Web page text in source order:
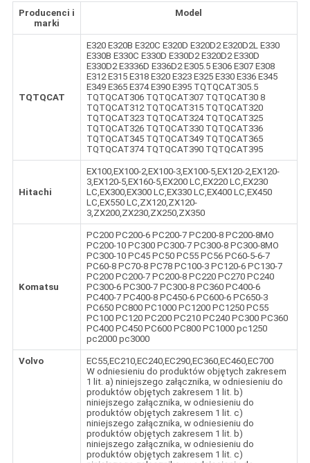
Producenci i
marki
Model
TQTQCAT
E320 E320B E320C E320D E320D2 E320D2L E330
E330B E330C E330D E330D2 E320D2 E330D
E330D2 E3336D E336D2 E305.5 E306 E307 E308
E312 E315 E318 E320 E323 E325 E330 E336 E345
E349 E365 E374 E390 E395 TQTQCAT305.5
TQTQCAT306 TQTQCAT307 TQTQCAT30 8
TQTQCAT312 TQTQCAT315 TQTQCAT320
TQTQCAT323 TQTQCAT324 TQTQCAT325
TQTQCAT326 TQTQCAT330 TQTQCAT336
TQTQCAT345 TQTQCAT349 TQTQCAT365
TQTQCAT374 TQTQCAT390 TQTQCAT395
Hitachi
EX100,EX100-2,EX100-3,EX100-5,EX120-2,EX120-
3,EX120-5,EX160-5,EX200 LC,EX220 LC,EX230
LC,EX300,EX300 LC,EX330 LC,EX400 LC,EX450
LC,EX550 LC,ZX120,ZX120-
3,ZX200,ZX230,ZX250,ZX350
Komatsu
PC200 PC200-6 PC200-7 PC200-8 PC200-8MO
PC200-10 PC300 PC300-7 PC300-8 PC300-8MO
PC300-10 PC45 PC50 PC55 PC56 PC60-5-6-7
PC60-8 PC70-8 PC78 PC100-3 PC120-6 PC130-7
PC200 PC200-7 PC200-8 PC220 PC270 PC240
PC300-6 PC300-7 PC300-8 PC360 PC400-6
PC400-7 PC400-8 PC450-6 PC600-6 PC650-3
PC650 PC800 PC1000 PC1200 PC1250 PC55
PC100 PC120 PC200 PC210 PC240 PC300 PC360
PC400 PC450 PC600 PC800 PC1000 pc1250
pc2000 pc3000
Volvo
EC55,EC210,EC240,EC290,EC360,EC460,EC700
W odniesieniu do produktów objętych zakresem
1 lit. a) niniejszego załącznika, w odniesieniu do
produktów objętych zakresem 1 lit. b)
niniejszego załącznika, w odniesieniu do
produktów objętych zakresem 1 lit. c)
niniejszego załącznika, w odniesieniu do
produktów objętych zakresem 1 lit. b)
niniejszego załącznika, w odniesieniu do
produktów objętych zakresem 1 lit. c)